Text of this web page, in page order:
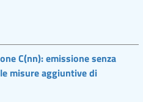
C(nn): emissione senza
misure aggiuntive di